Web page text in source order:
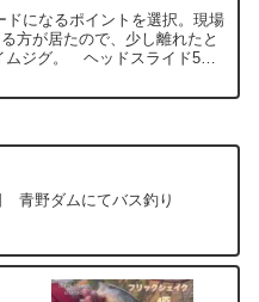
になるポイントを選択。現場
方が居たので、少し離れたと
ムジグ。 ヘッドスライド5グ
青野ダムにてバス釣り